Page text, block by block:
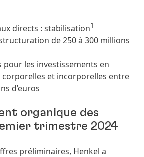
directs : stabilisation1
de 250 à 300 millions
pour les investissements en
et incorporelles entre
d’euros
organique des
trimestre 2024
préliminaires, Henkel a